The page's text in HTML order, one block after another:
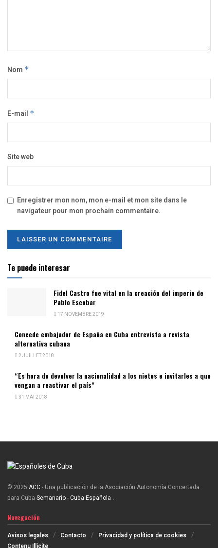
Nom *
E-mail *
Site web
Enregistrer mon nom, mon e-mail et mon site dans le
navigateur pour mon prochain commentaire.
Te puede interesar
Fidel Castro fue vital en la creación del imperio de
Pablo Escobar
17 NOVEMBRE 2019
Concede embajador de España en Cuba entrevista a revista
alternativa cubana
2 JUILLET 2018
“Es hora de devolver la nacionalidad a los nietos e invitarles a que
vengan a reactivar el país”
31 MAI 2018
© 2025 ACC- Una publicación de la Asociación Autonomía Concertada
para Cuba Semanario - Cuba Española .
Navegación
Avisos legales Contacto
Privacidad y política de cookies
Contenu Illicite